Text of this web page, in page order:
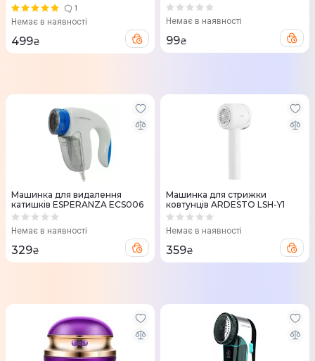
MQ811W) 1
Немає в наявності
499₴
Немає в наявності
99₴
Машинка для видалення
катишків ESPERANZA ECS006
Немає в наявності
329₴
Машинка для стрижки
ковтунців ARDESTO LSH-Y1
Немає в наявності
359₴